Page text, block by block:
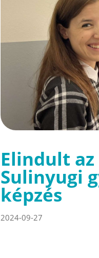
Elindult
Sulinyugi
képzés
2024-09-27